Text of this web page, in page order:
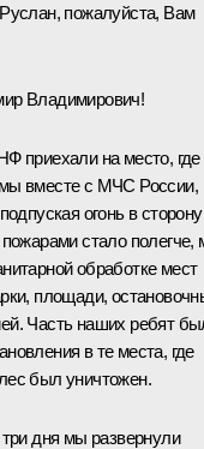
пожалуйста, Вам
Владимирович!
приехали на место, где
вместе с МЧС России,
огонь в сторону
стало полегче,
обработке мест
площади,
Часть наших ребят
в те места, где
был уничтожен.
дня мы развернули